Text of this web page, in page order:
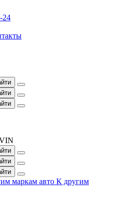
24
маркам авто К другим